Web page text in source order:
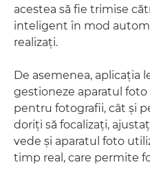
acestea să fie trimise
inteligent în mod
realizaţi.
De asemenea, aplicaţia
gestioneze aparatul foto
pentru fotografii, cât şi
doriţi să focalizaţi,
vede şi aparatul foto
timp real, care permite